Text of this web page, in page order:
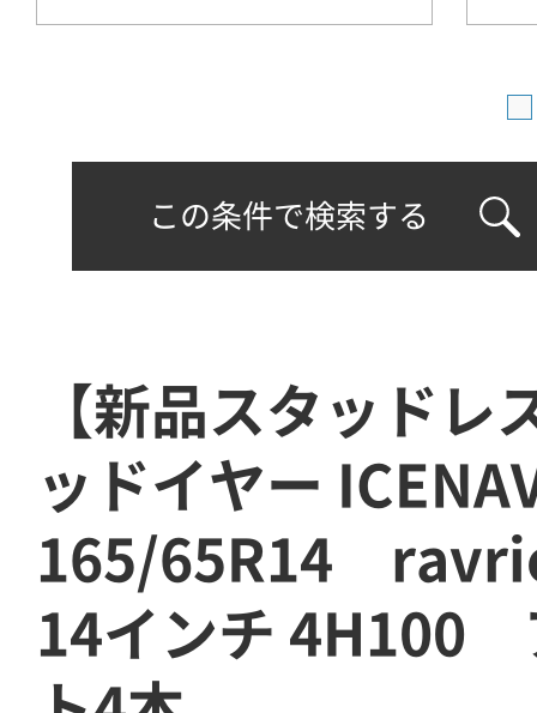
この条件で検索する
【新品スタッドレ
ッドイヤー
165/65R14
14インチ 4H100